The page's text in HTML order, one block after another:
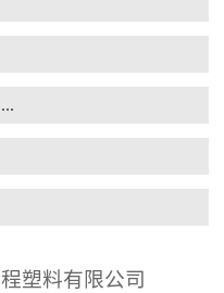
塑料有限公司